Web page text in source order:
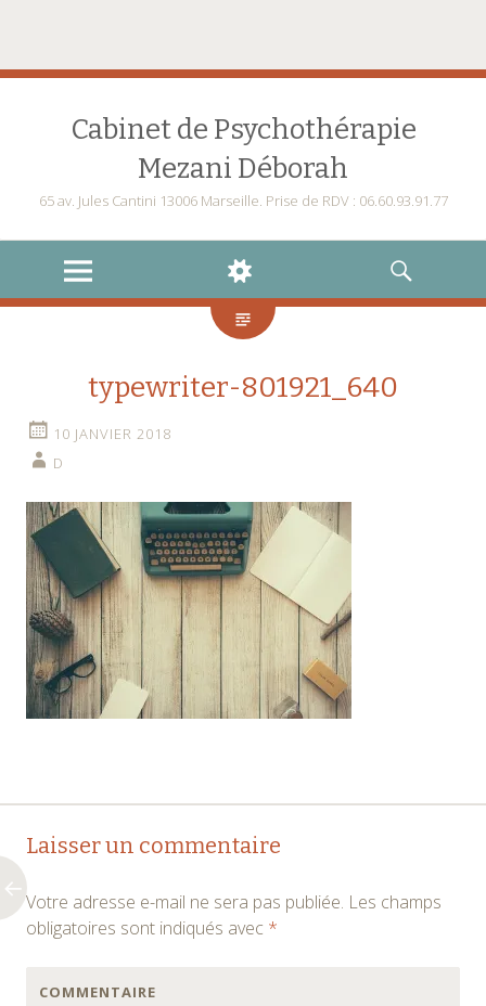
Cabinet de Psychothérapie
Mezani Déborah
65 av. Jules Cantini 13006 Marseille. Prise de RDV : 06.60.93.91.77
MENU
WIDGETS
RECHERCHE
typewriter-801921_640
10 JANVIER 2018
D
Navigation
des
articles
Laisser un commentaire
Votre adresse e-mail ne sera pas publiée. Les champs
obligatoires sont indiqués avec *
COMMENTAIRE